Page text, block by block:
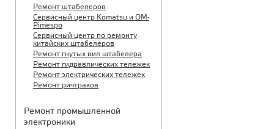
Ремонт штабелеров
Сервисный центр Komatsu и OM-
Pimespo
Сервисный центр по ремонту
китайских штабелеров
Ремонт гнутых вил штабелера
Ремонт гидравлических тележек
Ремонт электрических тележек
Ремонт ричтраков
Ремонт промышленной
электроники